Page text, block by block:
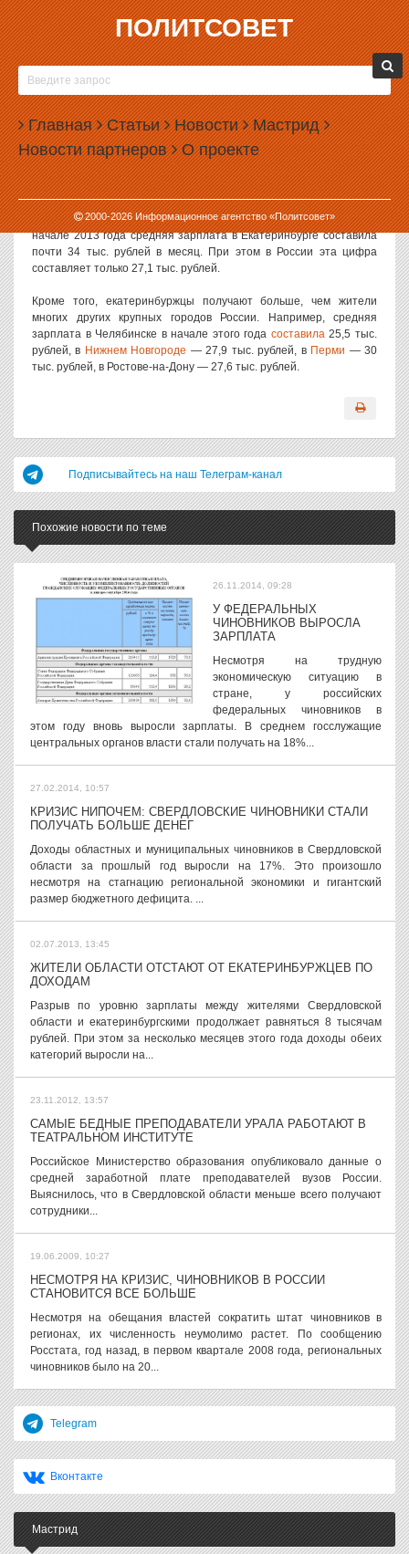
ПОЛИТСОВЕТ
Главная Статьи Новости Мастрид
Новости партнеров О проекте
2000-2026Информационное агентство «Политсовет»
20.06.2013, 16:58
ЕКАТЕРИНБУРЖЦЫ ОКАЗАЛИСЬ БОГАЧЕ
СРЕДНЕСТАТИСТИЧЕСКИХ РОССИЯН
Средняя заработная плата екатеринбуржцев оказалась выше,
чем получает в месяц среднестатистический россиянин. По
данным статистики, зарплата в Екатеринбурге почти на 7 тысяч
больше общероссийской.
Согласно цифрам, которые приводят в администрации города, в
начале 2013 года средняя зарплата в Екатеринбурге составила
почти 34 тыс. рублей в месяц. При этом в России эта цифра
составляет только 27,1 тыс. рублей.
Кроме того, екатеринбуржцы получают больше, чем жители
многих других крупных городов России. Например, средняя
зарплата в Челябинске в начале этого года составила25,5 тыс.
рублей, в Нижнем Новгороде — 27,9 тыс. рублей, в Перми — 30
тыс. рублей, в Ростове-на-Дону — 27,6 тыс. рублей.
Подписывайтесь на наш Телеграм-канал
Похожие новости по теме
26.11.2014, 09:28
У ФЕДЕРАЛЬНЫХ
ЧИНОВНИКОВ ВЫРОСЛА
ЗАРПЛАТА
Несмотря на трудную
экономическую ситуацию в
стране, у российских
федеральных чиновников в
этом году вновь выросли зарплаты. В среднем госслужащие
центральных органов власти стали получать на 18%...
27.02.2014, 10:57
КРИЗИС НИПОЧЕМ: СВЕРДЛОВСКИЕ ЧИНОВНИКИ СТАЛИ
ПОЛУЧАТЬ БОЛЬШЕ ДЕНЕГ
Доходы областных и муниципальных чиновников в Свердловской
области за прошлый год выросли на 17%. Это произошло
несмотря на стагнацию региональной экономики и гигантский
размер бюджетного дефицита. ...
02.07.2013, 13:45
ЖИТЕЛИ ОБЛАСТИ ОТСТАЮТ ОТ ЕКАТЕРИНБУРЖЦЕВ ПО
ДОХОДАМ
Разрыв по уровню зарплаты между жителями Свердловской
области и екатеринбургскими продолжает равняться 8 тысячам
рублей. При этом за несколько месяцев этого года доходы обеих
категорий выросли на...
23.11.2012, 13:57
САМЫЕ БЕДНЫЕ ПРЕПОДАВАТЕЛИ УРАЛА РАБОТАЮТ В
ТЕАТРАЛЬНОМ ИНСТИТУТЕ
Российское Министерство образования опубликовало данные о
средней заработной плате преподавателей вузов России.
Выяснилось, что в Свердловской области меньше всего получают
сотрудники...
19.06.2009, 10:27
НЕСМОТРЯ НА КРИЗИС, ЧИНОВНИКОВ В РОССИИ
СТАНОВИТСЯ ВСЕ БОЛЬШЕ
Несмотря на обещания властей сократить штат чиновников в
регионах, их численность неумолимо растет. По сообщению
Росстата, год назад, в первом квартале 2008 года, региональных
чиновников было на 20...
Telegram
Вконтакте
Мастрид